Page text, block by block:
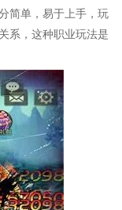
简单，易于上手，玩
系，这种职业玩法是